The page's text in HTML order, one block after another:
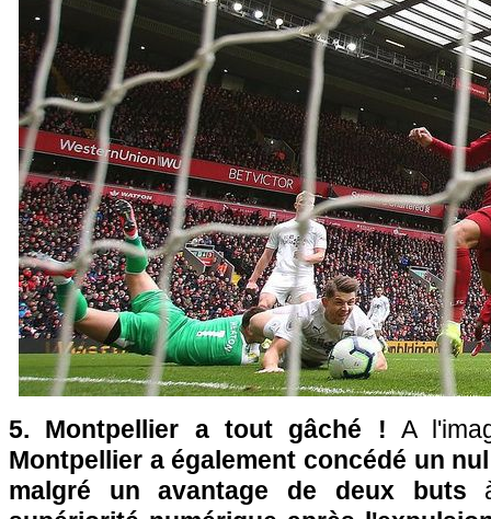
5. Montpellier a tout gâché ! A
Montpellier a également concédé un
malgré un avantage de deux buts